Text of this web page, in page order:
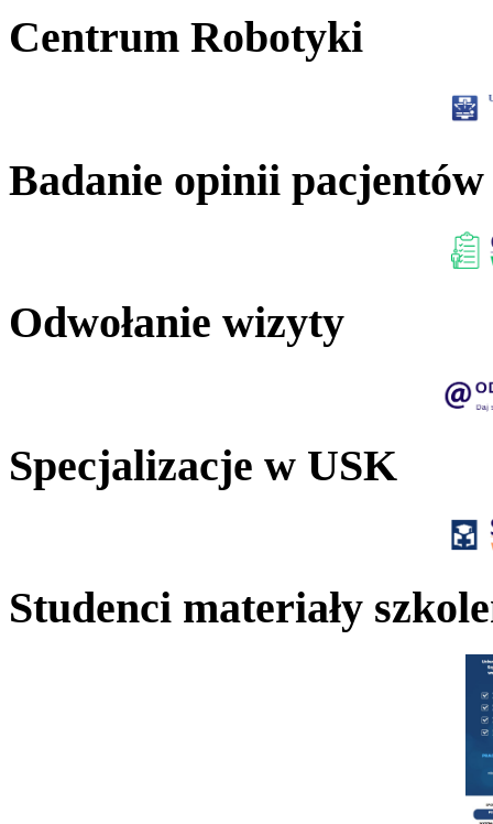
Centrum Robotyki
Badanie opinii pacjentów
Odwołanie wizyty
Specjalizacje w USK
Studenci materiały